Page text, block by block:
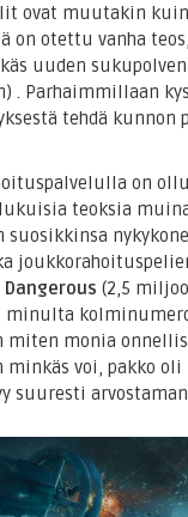
ovat muutakin
on otettu vanha
uuden
. Parhaimmillaan
tehdä kunnon
on
teoksia
suosikkinsa
Dangerous (2,5
minulta
monia
voi, pakko
suuresti